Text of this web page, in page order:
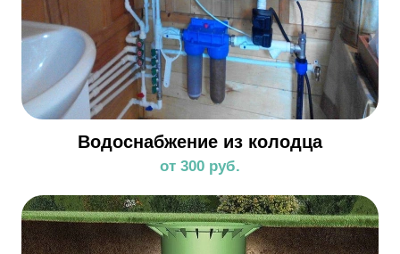
Водоснабжение из колодца
от 300 руб.